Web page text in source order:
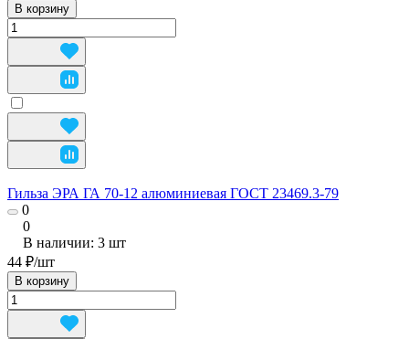
В корзину
Гильза ЭРА ГА 70-12 алюминиевая ГОСТ 23469.3-79
0
0
В наличии: 3 шт
44 ₽/шт
В корзину